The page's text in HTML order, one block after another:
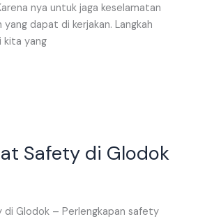
nya untuk jaga keselamatan
yang dapat di kerjakan. Langkah
kita yang
Safety di Glodok
Glodok – Perlengkapan safety